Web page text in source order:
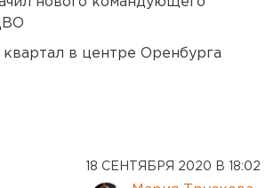
в центре Оренбурга
18 СЕНТЯБРЯ 2020 В 18:02